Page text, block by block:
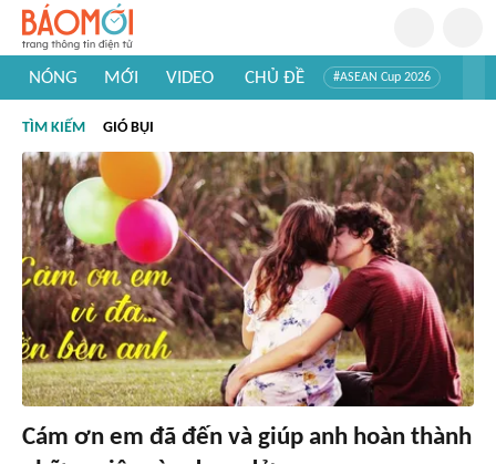
NÓNG MỚI VIDEO CHỦ ĐỀ #ASEAN Cup 2026
#Khám phá thế giới
TÌM KIẾM GIÓ BỤI
Cám ơn em đã đến và giúp anh hoàn thành